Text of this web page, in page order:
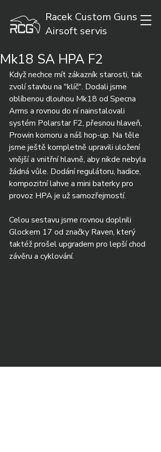
Racek Custom Guns
Airsoft servis
Mk18 SA HPA F2
Když nechce mít zákazník starosti, tak
zvolí stavbu na "klíč". Dodali jsme
oblíbenou dlouhou Mk18 od Specna
Arms a rovnou do ní nainstalovali
systém Polarstar F2, přesnou hlaveň,
Prowin komoru a náš hop-up. Na těle
jsme ještě kompletně upravili uložení
vnější a vnitřní hlavně, aby nikde nebyla
žádná vůle. Dodání regulátoru, hadice,
kompozitní lahve a mini baterky pro
provoz HPA je už samozřejmostí.
Celou sestavu jsme rovnou doplnili
Glockem 17 od značky Raven, který
taktéž prošel upgradem pro lepší chod
závěru a cyklování.